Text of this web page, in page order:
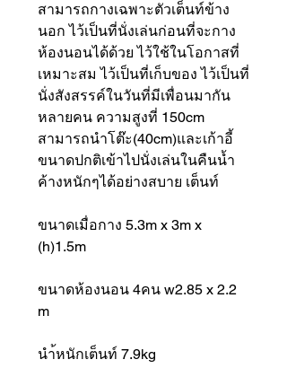
สามารถกางเฉพาะตัวเต็นท์ข้าง
นอก ไว้เป็นที่นั่งเล่นก่อนที่จะกาง
ห้องนอนได้ด้วย ไว้ใช้ในโอกาสที่
เหมาะสม ไว้เป็นที่เก็บของ ไว้เป็นที่
นั่งสังสรรค์ในวันที่มีเพื่อนมากัน
หลายคน ความสูงที่ 150cm
สามารถนำโต๊ะ(40cm)และเก้าอี้
ขนาดปกติเข้าไปนั่งเล่นในคืนน้ำ
ค้างหนักๆได้อย่างสบาย เต็นท์
ขนาดเมื่อกาง 5.3m x 3m x
(h)1.5m
ขนาดห้องนอน 4คน w2.85 x 2.2
m
นำ้หนักเต็นท์ 7.9kg